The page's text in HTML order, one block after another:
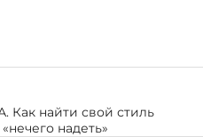
найти свой стиль
надеть»